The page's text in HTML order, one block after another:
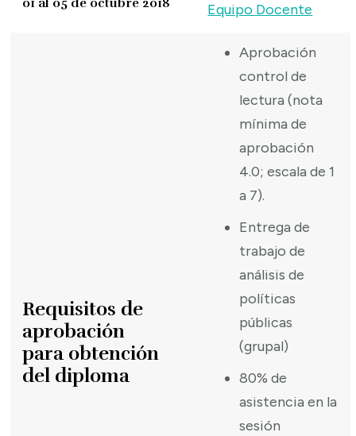
01 al 05 de octubre 2018 Equipo Docente
Requisitos de
aprobación
para obtención
del diploma
Aprobación
control de
lectura (nota
mínima de
aprobación
4.0; escala de 1
a 7).
Entrega de
trabajo de
análisis de
políticas
públicas
(grupal)
80% de
asistencia en la
sesión